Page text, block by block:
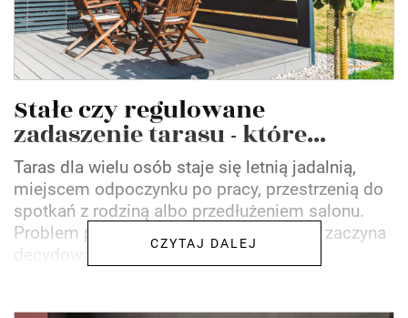
Stałe czy regulowane
zadaszenie tarasu - które...
Taras dla wielu osób staje się letnią jadalnią,
miejscem odpoczynku po pracy, przestrzenią do
spotkań z rodziną albo przedłużeniem salonu.
Problem pojawia się wtedy, gdy pogoda zaczyna
decydować za...
CZYTAJ DALEJ